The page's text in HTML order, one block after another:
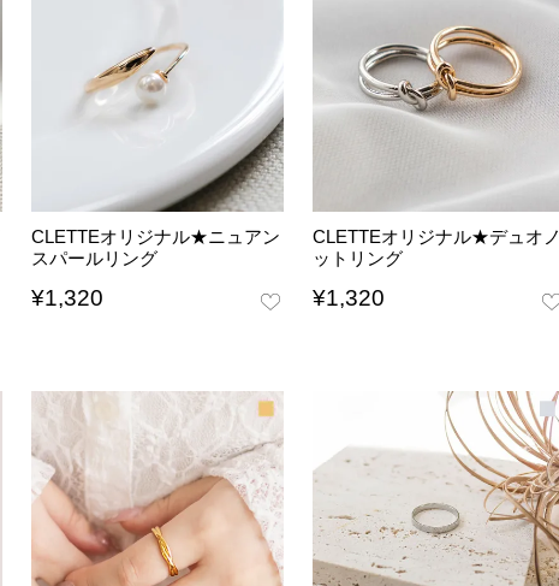
CLETTEオリジナル★ニュアン
スパールリング
¥1,320
CLETTEオリジナル★デュオノ
ットリング
¥1,320